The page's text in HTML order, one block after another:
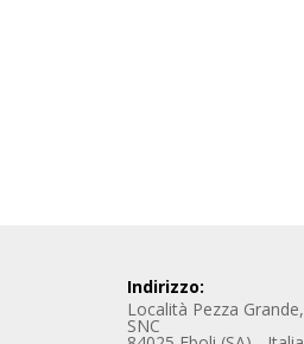
Indirizzo:
Località Pezza Grande,
SNC